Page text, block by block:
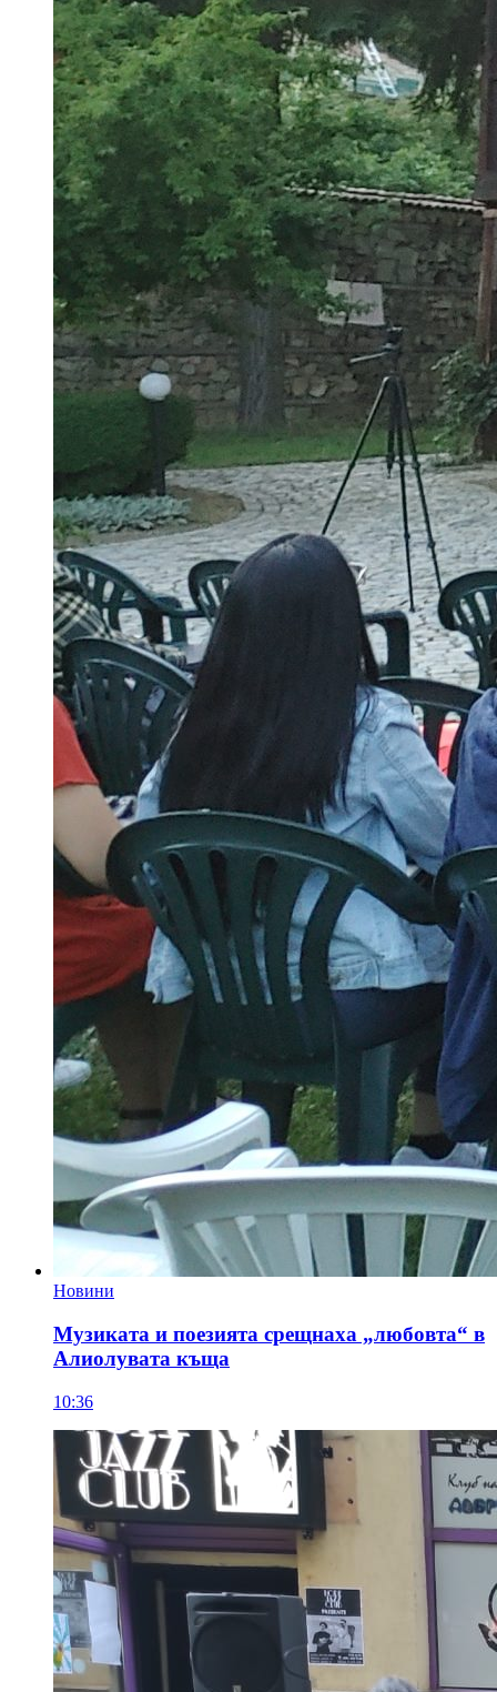
Новини
Музиката и поезията срещнаха „любовта“ в
Алиолувата къща
10:36